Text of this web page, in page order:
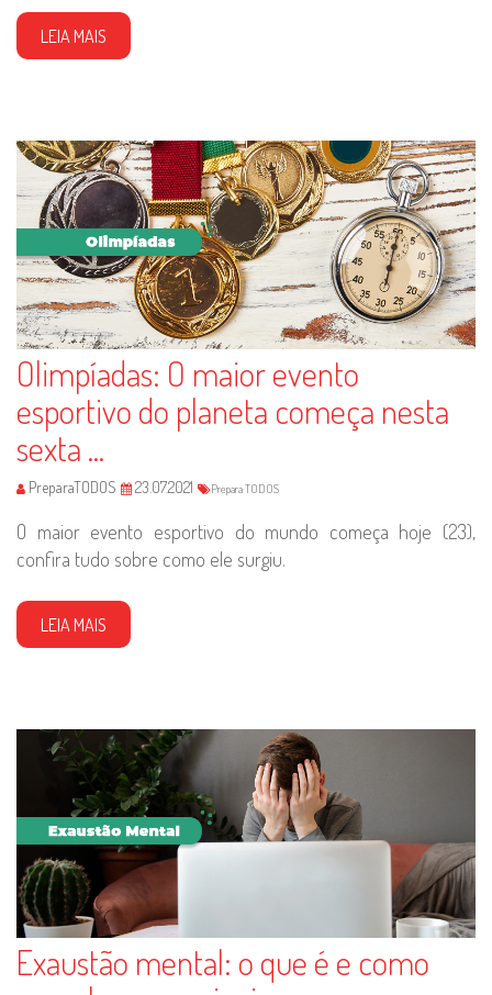
LEIA MAIS
Olimpíadas: O maior evento
esportivo do planeta começa nesta
sexta ...
PreparaTODOS 23.07.2021 Prepara TODOS
O maior evento esportivo do mundo começa hoje (23),
confira tudo sobre como ele surgiu.
LEIA MAIS
Exaustão mental: o que é e como